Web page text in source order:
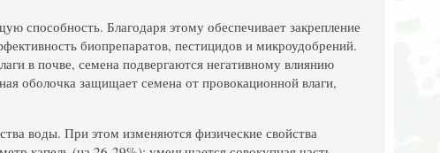
Благодаря этому обеспечивает закрепление
биопрепаратов, пестицидов и микроудобрений.
в почве, семена подвергаются негативному влиянию
оболочка защищает семена от провокационной влаги,
воды. При этом изменяются физические свойства